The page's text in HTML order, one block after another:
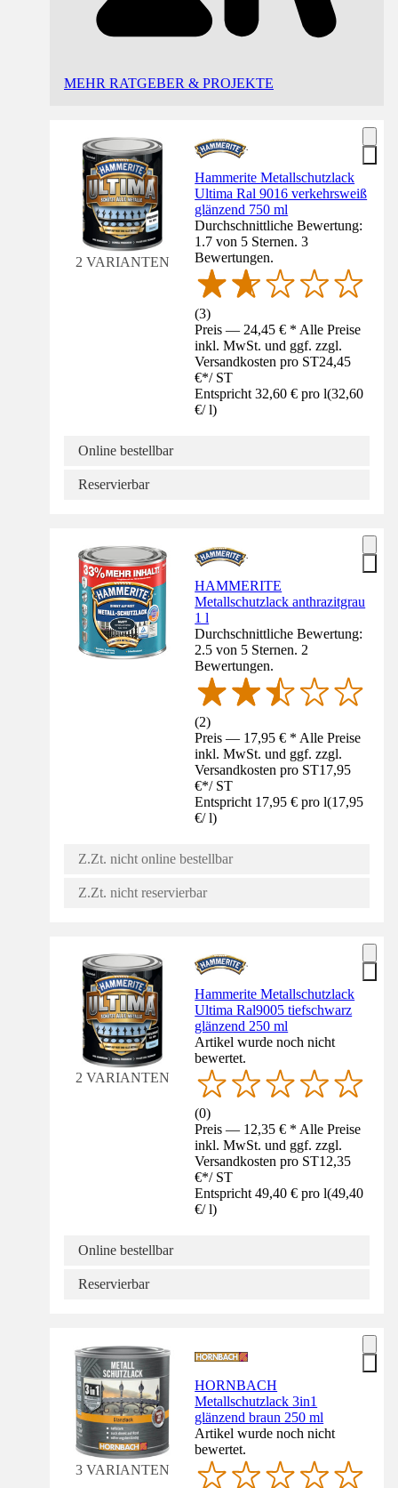
MEHR RATGEBER & PROJEKTE
2 VARIANTEN
Hammerite Metallschutzlack
Ultima Ral 9016 verkehrsweiß
glänzend 750 ml
Durchschnittliche Bewertung:
1.7 von 5 Sternen. 3
Bewertungen.
(3)
Preis — 24,45 € * Alle Preise
inkl. MwSt. und ggf. zzgl.
Versandkosten pro ST24,45
€*/ ST
Entspricht 32,60 € pro l(32,60
€/ l)
Online bestellbar
Reservierbar
HAMMERITE
Metallschutzlack anthrazitgrau
1 l
Durchschnittliche Bewertung:
2.5 von 5 Sternen. 2
Bewertungen.
(2)
Preis — 17,95 € * Alle Preise
inkl. MwSt. und ggf. zzgl.
Versandkosten pro ST17,95
€*/ ST
Entspricht 17,95 € pro l(17,95
€/ l)
Z.Zt. nicht online bestellbar
Z.Zt. nicht reservierbar
2 VARIANTEN
Hammerite Metallschutzlack
Ultima Ral9005 tiefschwarz
glänzend 250 ml
Artikel wurde noch nicht
bewertet.
(0)
Preis — 12,35 € * Alle Preise
inkl. MwSt. und ggf. zzgl.
Versandkosten pro ST12,35
€*/ ST
Entspricht 49,40 € pro l(49,40
€/ l)
Online bestellbar
Reservierbar
3 VARIANTEN
HORNBACH
Metallschutzlack 3in1
glänzend braun 250 ml
Artikel wurde noch nicht
bewertet.